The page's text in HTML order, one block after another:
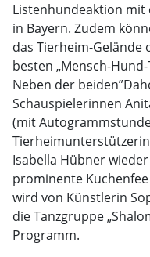
Listenhundeaktion mit
in Bayern. Zudem
das Tierheim-Gelände
besten „Mensch-
Neben der
Schauspielerinnen
(mit
Isabella Hübner
prominente
wird von Künstlerin
die Tanzgruppe
Programm.